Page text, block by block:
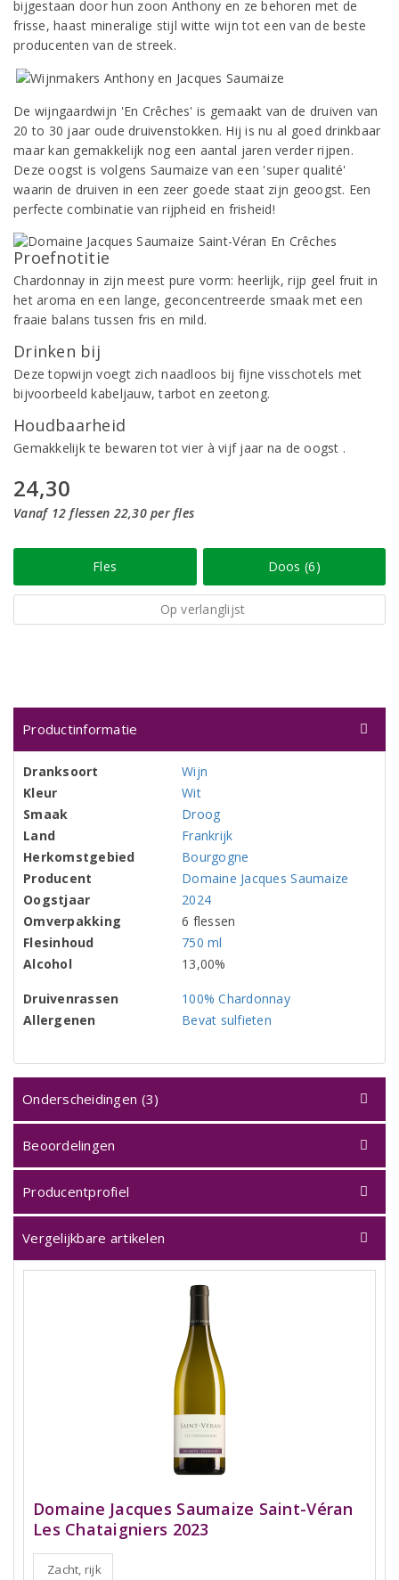
bijgestaan door hun zoon Anthony en ze behoren met de
frisse, haast mineralige stijl witte wijn tot een van de beste
producenten van de streek.
De wijngaardwijn 'En Crêches' is gemaakt van de druiven van
20 to 30 jaar oude druivenstokken. Hij is nu al goed drinkbaar
maar kan gemakkelijk nog een aantal jaren verder rijpen.
Deze oogst is volgens Saumaize van een 'super qualité'
waarin de druiven in een zeer goede staat zijn geoogst. Een
perfecte combinatie van rijpheid en frisheid!
Proefnotitie
Chardonnay in zijn meest pure vorm: heerlijk, rijp geel fruit in
het aroma en een lange, geconcentreerde smaak met een
fraaie balans tussen fris en mild.
Drinken bij
Deze topwijn voegt zich naadloos bij fijne visschotels met
bijvoorbeeld kabeljauw, tarbot en zeetong.
Houdbaarheid
Gemakkelijk te bewaren tot vier à vijf jaar na de oogst .
24,30
Vanaf 12 flessen 22,30 per fles
Fles Doos (6)
Op verlanglijst
Productinformatie
Dranksoort
Wijn
Kleur
Wit
Smaak
Droog
Land
Frankrijk
Herkomstgebied
Bourgogne
Producent
Domaine Jacques Saumaize
Oogstjaar
2024
Omverpakking
6 flessen
Flesinhoud
750 ml
Alcohol
13,00%
Druivenrassen
100% Chardonnay
Allergenen
Bevat sulfieten
Onderscheidingen (3)
Beoordelingen
Producentprofiel
Vergelijkbare artikelen
Domaine Jacques Saumaize Saint-Véran
Les Chataigniers 2023
Zacht, rijk